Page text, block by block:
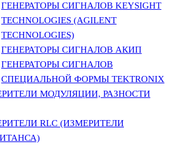
ГЕНЕРАТОРЫ СИГНАЛОВ KEYSIGHT
TECHNOLOGIES (AGILENT
TECHNOLOGIES)
ГЕНЕРАТОРЫ СИГНАЛОВ АКИП
ГЕНЕРАТОРЫ СИГНАЛОВ
СПЕЦИАЛЬНОЙ ФОРМЫ TEKTRONIX
МОДУЛЯЦИИ, РАЗНОСТИ
RLC (ИЗМЕРИТЕЛИ